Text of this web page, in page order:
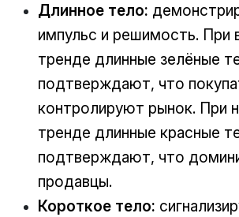
Длинное тело:
импульс и решимость.
тренде длинные зелёные
подтверждают, что
контролируют рынок. При
тренде длинные красные
подтверждают, что
продавцы.
Короткое тело: